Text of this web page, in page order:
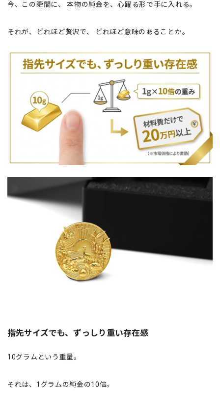
今、この瞬間に、 本物の純金を、心躍る形で手に入れる。
それが、どれほど贅沢で、 どれほど意味のあることか。
指先サイズでも、ずっしり重い存在感
10グラムという重量。
それは、1グラムの純金の10倍。